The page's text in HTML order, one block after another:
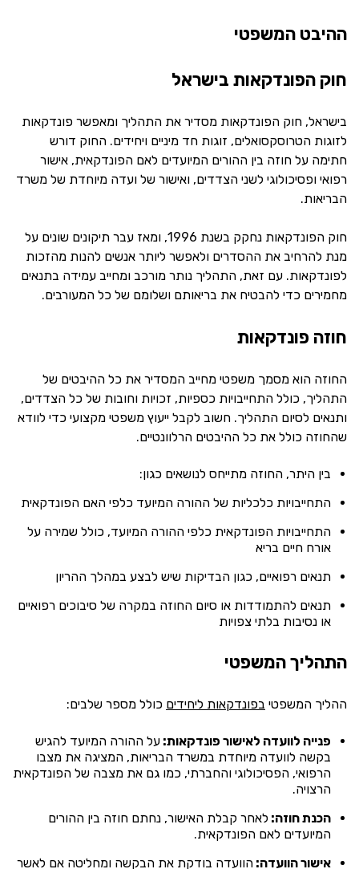
ההיבט המשפטי
חוק הפונדקאות בישראל
בישראל, חוק הפונדקאות מסדיר את התהליך ומאפשר פונדקאות
לזוגות הטרוסקסואלים, זוגות חד מיניים ויחידים. החוק דורש
חתימה על חוזה בין ההורים המיועדים לאם הפונדקאית, אישור
רפואי ופסיכולוגי לשני הצדדים, ואישור של ועדה מיוחדת של משרד
הבריאות.
חוק הפונדקאות נחקק בשנת 1996, ומאז עבר תיקונים שונים על
מנת להרחיב את ההסדרים ולאפשר ליותר אנשים להנות מהזכות
לפונדקאות. עם זאת, התהליך נותר מורכב ומחייב עמידה בתנאים
מחמירים כדי להבטיח את בריאותם ושלומם של כל המעורבים.
חוזה פונדקאות
החוזה הוא מסמך משפטי מחייב המסדיר את כל ההיבטים של
התהליך, כולל התחייבויות כספיות, זכויות וחובות של כל הצדדים,
ותנאים לסיום התהליך. חשוב לקבל ייעוץ משפטי מקצועי כדי לוודא
שהחוזה כולל את כל ההיבטים הרלוונטיים.
בין היתר, החוזה מתייחס לנושאים כגון:
התחייבויות כלכליות של ההורה המיועד כלפי האם הפונדקאית
התחייבויות הפונדקאית כלפי ההורה המיועד, כולל שמירה על
אורח חיים בריא
תנאים רפואיים, כגון הבדיקות שיש לבצע במהלך ההריון
תנאים להתמודדות או סיום החוזה במקרה של סיבוכים רפואיים
או נסיבות בלתי צפויות
התהליך המשפטי
ההליך המשפטי בפונדקאות ליחידים כולל מספר שלבים:
פנייה לוועדה לאישור פונדקאות: על ההורה המיועד להגיש
בקשה לוועדה מיוחדת במשרד הבריאות, המציגה את מצבו
הרפואי, הפסיכולוגי והחברתי, כמו גם את מצבה של הפונדקאית
הרצויה.
הכנת חוזה: לאחר קבלת האישור, נחתם חוזה בין ההורים
המיועדים לאם הפונדקאית.
אישור הוועדה: הוועדה בודקת את הבקשה ומחליטה אם לאשר